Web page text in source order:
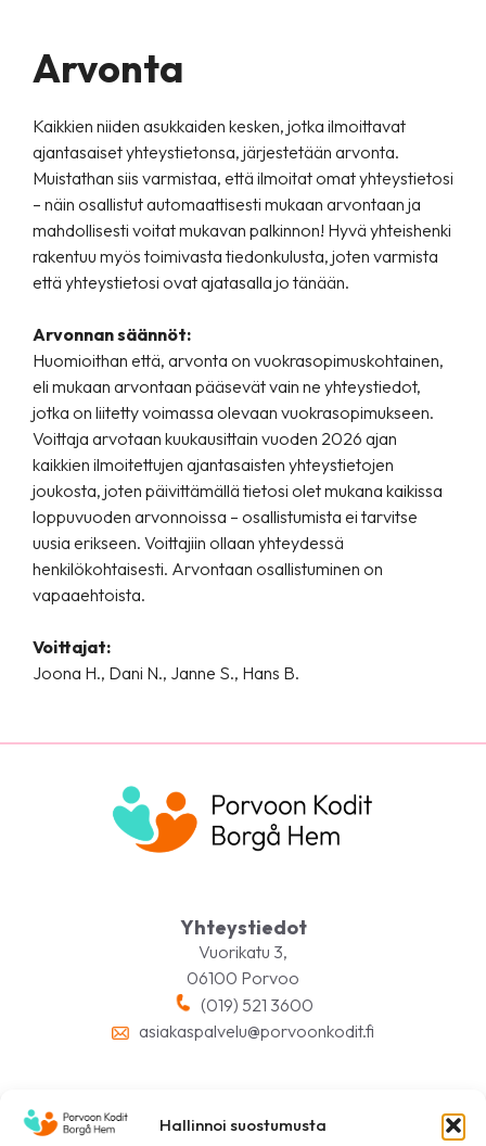
Hallinnoi suostumusta
Arvonta
Kaikkien niiden asukkaiden kesken, jotka ilmoittavat
ajantasaiset yhteystietonsa, järjestetään arvonta.
Muistathan siis varmistaa, että ilmoitat omat yhteystietosi
– näin osallistut automaattisesti mukaan arvontaan ja
mahdollisesti voitat mukavan palkinnon! Hyvä yhteishenki
rakentuu myös toimivasta tiedonkulusta, joten varmista
että yhteystietosi ovat ajatasalla jo tänään.
Arvonnan säännöt:
Huomioithan että, arvonta on vuokrasopimuskohtainen,
eli mukaan arvontaan pääsevät vain ne yhteystiedot,
jotka on liitetty voimassa olevaan vuokrasopimukseen.
Voittaja arvotaan kuukausittain vuoden 2026 ajan
kaikkien ilmoitettujen ajantasaisten yhteystietojen
joukosta, joten päivittämällä tietosi olet mukana kaikissa
loppuvuoden arvonnoissa – osallistumista ei tarvitse
uusia erikseen. Voittajiin ollaan yhteydessä
henkilökohtaisesti. Arvontaan osallistuminen on
vapaaehtoista.
Voittajat:
Joona H., Dani N., Janne S., Hans B.
Yhteystiedot
Vuorikatu 3,
06100 Porvoo
(019) 521 3600
asiakaspalvelu@porvoonkodit.fi
Seuraa meitä somessa